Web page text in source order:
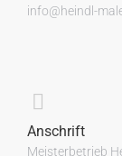
info@heindl-
Anschrift
Meisterbetrieb